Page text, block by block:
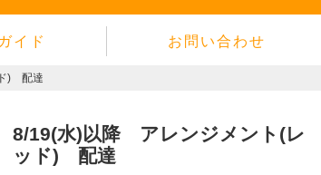
イド
約
お問い合わせ
) 配達
8/19(水)以降 アレンジメント(レ
ッド) 配達